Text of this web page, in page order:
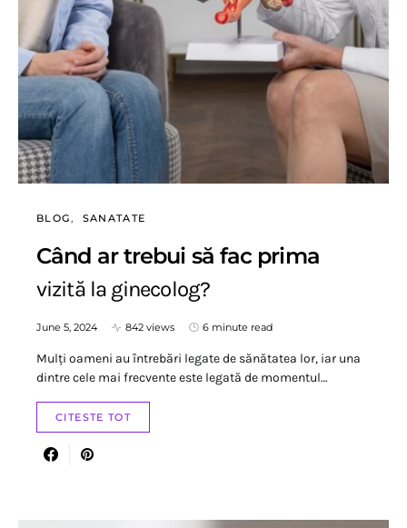
BLOG SANATATE
Când ar trebui să fac prima
vizită la ginecolog?
June 5, 2024 842 views 6 minute read
Mulți oameni au întrebări legate de sănătatea lor, iar una
dintre cele mai frecvente este legată de momentul…
CITESTE TOT